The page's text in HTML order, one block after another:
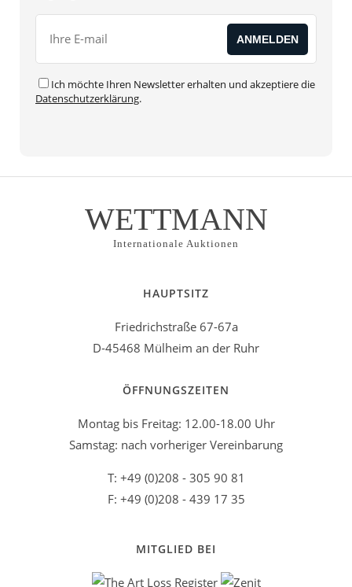
Ich möchte Ihren Newsletter erhalten und akzeptiere die
Datenschutzerklärung.
WETTMANN
Internationale Auktionen
HAUPTSITZ
Friedrichstraße 67-67a
D-45468 Mülheim an der Ruhr
ÖFFNUNGSZEITEN
Montag bis Freitag: 12.00-18.00 Uhr
Samstag: nach vorheriger Vereinbarung
T: +49 (0)208 - 305 90 81
F: +49 (0)208 - 439 17 35
MITGLIED BEI